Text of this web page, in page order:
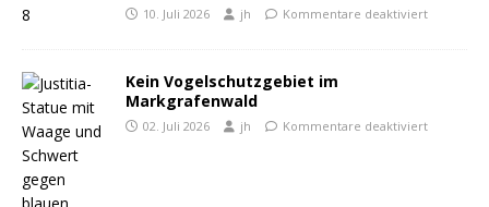
10. Juli 2026 jh Kommentare deaktiviert
Kein Vogelschutzgebiet im
Markgrafenwald
02. Juli 2026 jh Kommentare deaktiviert